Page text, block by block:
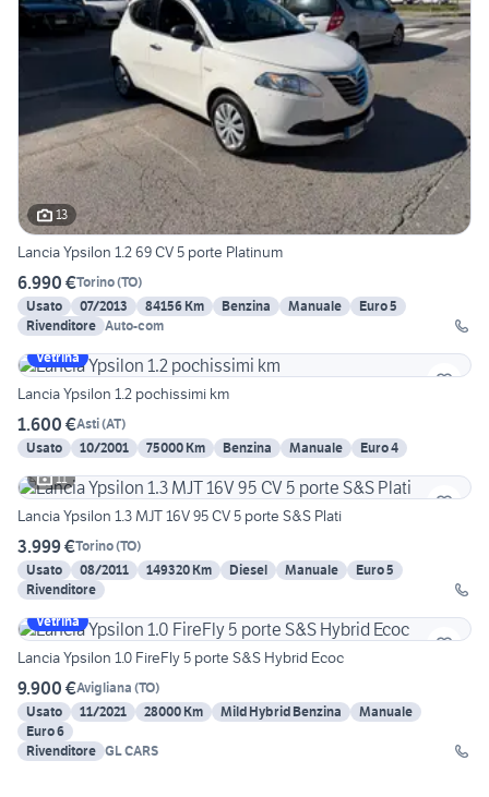
13
Lancia Ypsilon 1.2 69 CV 5 porte Platinum
6.990 €Torino(TO)
Usato
07/2013 84156 Km Benzina Manuale
Euro 5
Rivenditore Auto-com
Vetrina
Lancia Ypsilon 1.2 pochissimi km
1.600 €Asti(AT)
Usato
10/2001 75000 Km Benzina Manuale
Euro 4
11
Lancia Ypsilon 1.3 MJT 16V 95 CV 5 porte S&S Plati
3.999 €Torino(TO)
Usato
08/2011 149320 Km Diesel Manuale
Euro 5
Rivenditore
Vetrina
Lancia Ypsilon 1.0 FireFly 5 porte S&S Hybrid Ecoc
9.900 €Avigliana (TO)
Usato
11/2021 28000 Km Mild Hybrid Benzina
Manuale
Euro 6
Rivenditore GL CARS